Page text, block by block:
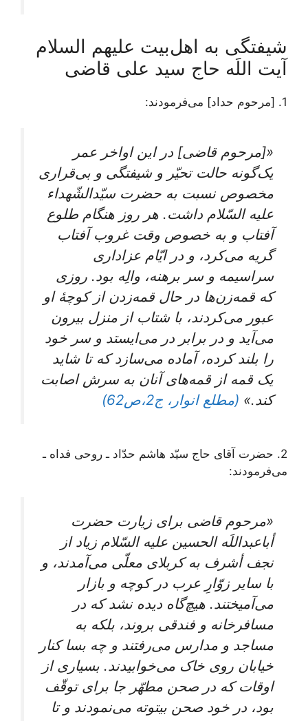
شیفتگی به اهل‌بیت علیهم السلام
آیت ‌اللَه حاج سید علی قاضی
1. [مرحوم حداد] می‌فرمودند:
«[مرحوم قاضی] در این اواخر عمر
یک‌گونه حالت تحیّر و شیفتگی و بی‌قراری
مخصوص نسبت به حضرت سیّدالشّهداء
علیه السّلام داشت. هر روز هنگام طلوع
آفتاب و به خصوص وقت غروب آفتاب
گریه می‌کرد، و در ایّام عزاداری
سراسیمه و سر برهنه، والِه بود. روزی
که قمه‌زن‌ها در حال قمه‌زدن از کوچۀ‌ او
عبور می‌کردند، با شتاب از منزل بیرون
می‌آید و در برابر در می‌ایستد و سر خود
را بلند کرده، آماده می‌سازد که تا شاید
یک قمه از قمه‌های آنان به سرش اصابت
کند.» (مطلع انوار، ج2،ص62)
2. حضرت آقای حاج سیّد هاشم حدّاد ـ روحی فداه ـ
می‌فرمودند:
«مرحوم قاضی برای زیارت حضرت
أباعبداللَه الحسین علیه السّلام زیاد از
نجف أشرف به کربلای معلّی می‌آمدند، و
با سایر زوّارِ عرب در کوچه و بازار
می‌آمیختند. هیچ‌گاه دیده نشد که در
مسافرخانه و فندقی بروند، بلکه به
مساجد و مدارس می‌رفتند و چه بسا کنار
خیابان روی خاک می‌خوابیدند. بسیاری از
اوقات که در صحن مطهّر جا برای توقّف
بود، در خود صحن بیتوته می‌نمودند و تا